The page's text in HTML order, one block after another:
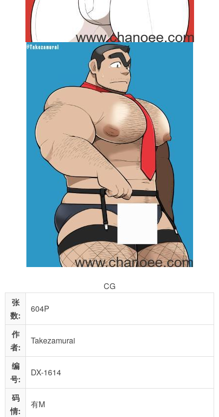
CG
张
数:
604P
作
者:
Takezamurai
编
号:
DX-1614
码
情:
有M